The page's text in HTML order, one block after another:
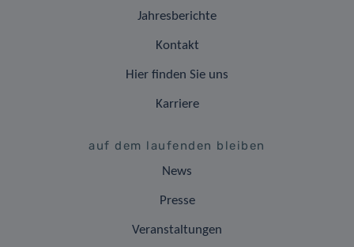
Jahresberichte
Kontakt
Hier finden Sie uns
Karriere
auf dem laufenden bleiben
News
Presse
Veranstaltungen